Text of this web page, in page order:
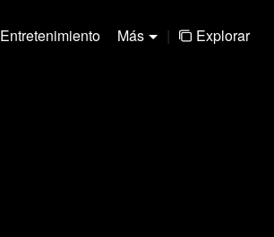
Entretenimiento Más | Explorar